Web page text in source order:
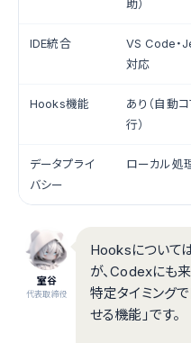
助）
IDE統合
VS Code・
対応
Hooks機能
あり（自動
行）
データプライ
バシー
ローカル処
室谷
代表取締役
Hooksについて
が、Codexにも
特定タイミング
せる機能」です。